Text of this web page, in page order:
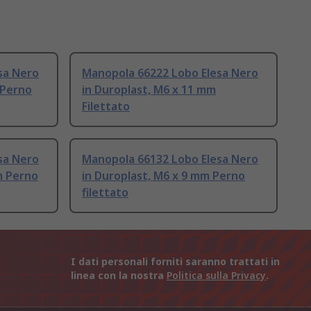
Nero
Manopola 66222 Lobo Elesa Nero
in Duroplast, M6 x 11 mm
Filettato
Nero
Perno
Manopola 66132 Lobo Elesa Nero
in Duroplast, M6 x 9 mm Perno
filettato
I dati personali forniti saranno trattati in
linea con la nostra Politica sulla Privacy.